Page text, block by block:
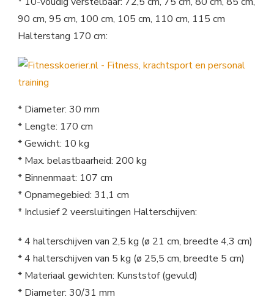
90 cm, 95 cm, 100 cm, 105 cm, 110 cm, 115 cm
Halterstang 170 cm:
* Diameter: 30 mm
* Lengte: 170 cm
* Gewicht: 10 kg
* Max. belastbaarheid: 200 kg
* Binnenmaat: 107 cm
* Opnamegebied: 31,1 cm
* Inclusief 2 veersluitingen Halterschijven:
* 4 halterschijven van 2,5 kg (ø 21 cm, breedte 4,3 cm)
* 4 halterschijven van 5 kg (ø 25,5 cm, breedte 5 cm)
* Materiaal gewichten: Kunststof (gevuld)
* Diameter: 30/31 mm